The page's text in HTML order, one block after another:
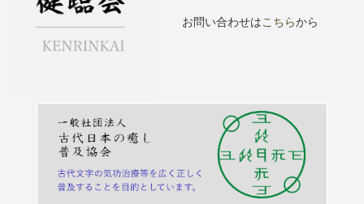
お問い合わせはこちらから